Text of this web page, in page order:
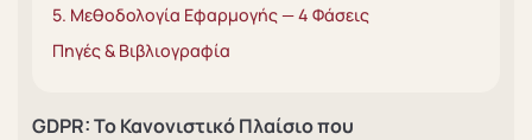
5. Μεθοδολογία Εφαρμογής — 4 Φάσεις
Πηγές & Βιβλιογραφία
GDPR: Το Κανονιστικό Πλαίσιο που